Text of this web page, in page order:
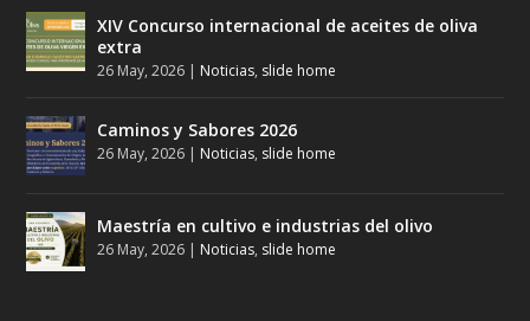
XIV Concurso internacional de aceites de oliva
extra
26 May, 2026 | Noticias, slide home
Caminos y Sabores 2026
26 May, 2026 | Noticias, slide home
Maestría en cultivo e industrias del olivo
26 May, 2026 | Noticias, slide home